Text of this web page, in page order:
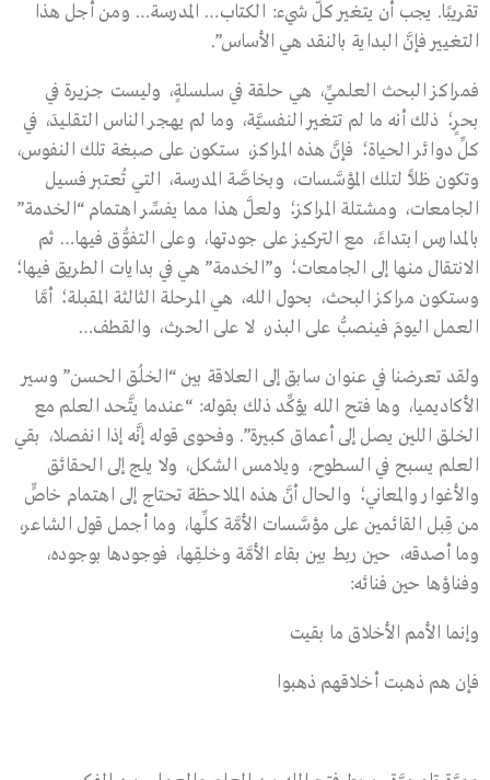
تقريبًا. يجب أن يتغير كلُّ شيء: الكتاب… المدرسة… ومن أجل هذا
التغيير فإنَّ البداية بالنقد هي الأساس”.
فمراكز البحث العلميِّ، هي حلقة في سلسلةٍ، وليست جزيرة في
بحرٍ؛ ذلك أنه ما لم تتغير النفسيَّة، وما لم يهجر الناس التقليدَ، في
كلِّ دوائر الحياة؛ فإنَّ هذه المراكز، ستكون على صبغة تلك النفوس،
وتكون ظلاًّ لتلك المؤسَّسات، وبخاصَّة المدرسة، التي تُعتبر فسيل
الجامعات، ومشتلة المراكز؛ ولعلَّ هذا مما يفسِّر اهتمام “الخدمة”
بالمدارس ابتداءً، مع التركيز على جودتها، وعلى التفوُّق فيها… ثم
الانتقال منها إلى الجامعات؛ و”الخدمة” هي في بدايات الطريق فيها؛
وستكون مراكز البحث، بحول الله، هي المرحلة الثالثة المقبلة؛ أمَّا
العمل اليومَ فينصبُّ على البذر، لا على الحرث، والقطف…
ولقد تعرضنا في عنوان سابق إلى العلاقة بين “الخلُق الحسن” وسير
الأكاديميا، وها فتح الله يؤكِّد ذلك بقوله: “عندما يتَّحد العلم مع
الخلق اللين يصل إلى أعماق كبيرة”. وفحوى قوله إنَّه إذا انفصلا، بقي
العلم يسبح في السطوح، ويلامس الشكل، ولا يلج إلى الحقائق
والأغوار والمعاني؛ والحال أنَّ هذه الملاحظة تحتاج إلى اهتمام خاصٍّ
من قِبل القائمين على مؤسَّسات الأمَّة كلِّها، وما أجمل قول الشاعر،
وما أصدقه، حين ربط بين بقاء الأمَّة وخلقِها، فوجودها بوجوده،
وفناؤها حين فنائه:
وإنما الأمم الأخلاق ما بقيت
فإن هم ذهبت أخلاقهم ذهبوا